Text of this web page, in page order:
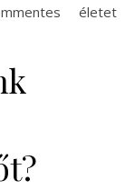
életet